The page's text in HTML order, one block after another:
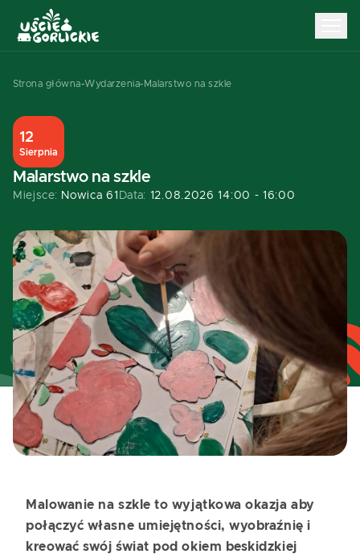
Strona główna-Wydarzenia- Malarstwo na szkle
12
Sierpnia
Malarstwo na szkle
Miejsce: Nowica 61 Data: 12.08.2026 14:00 - 16:00
Malowanie na szkle to wyjątkowa okazja aby
połączyć własne umiejętności, wyobraźnię i
kreować swój świat pod okiem beskidzkiej